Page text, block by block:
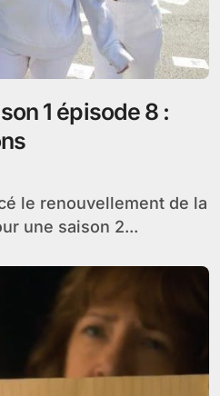
1 épisode 8 :
une saison 2...